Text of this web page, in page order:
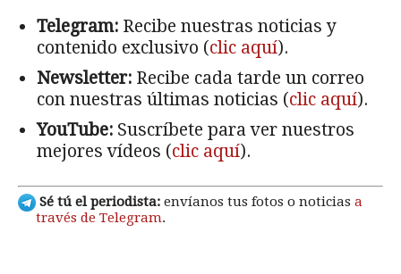
Telegram: Recibe nuestras noticias y
contenido exclusivo (clic aquí).
Newsletter: Recibe cada tarde un correo
con nuestras últimas noticias (clic aquí).
YouTube: Suscríbete para ver nuestros
mejores vídeos (clic aquí).
Sé tú el periodista: envíanos tus fotos o noticias a
través de Telegram.